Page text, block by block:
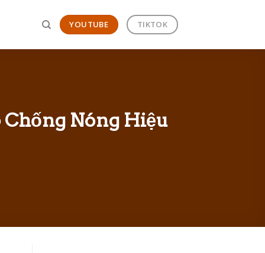
YOUTUBE TIKTOK
Chống Nóng Hiệu